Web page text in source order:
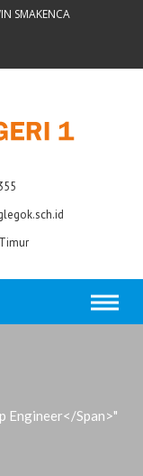
SMAKENCA
Engineer</span>"